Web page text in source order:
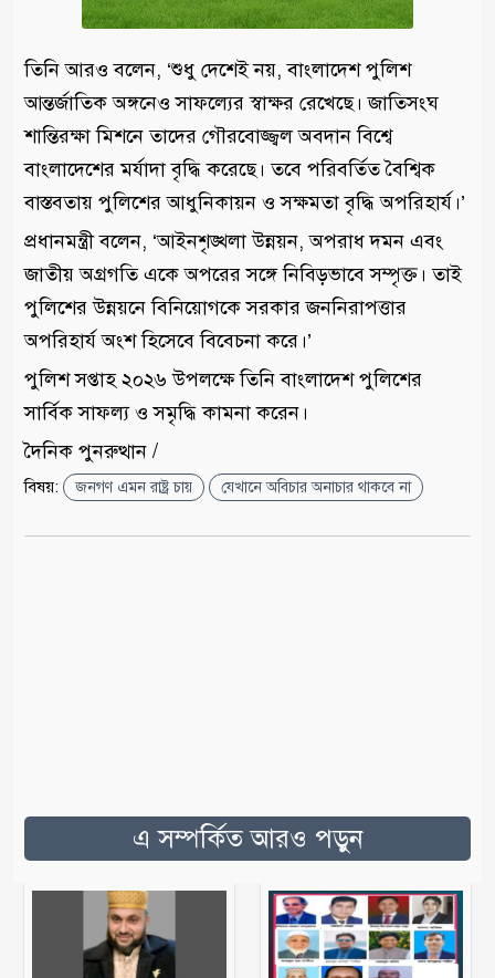
তিনি আরও বলেন, ‘শুধু দেশেই নয়, বাংলাদেশ পুলিশ
আন্তর্জাতিক অঙ্গনেও সাফল্যের স্বাক্ষর রেখেছে। জাতিসংঘ
শান্তিরক্ষা মিশনে তাদের গৌরবোজ্জ্বল অবদান বিশ্বে
বাংলাদেশের মর্যাদা বৃদ্ধি করেছে। তবে পরিবর্তিত বৈশ্বিক
বাস্তবতায় পুলিশের আধুনিকায়ন ও সক্ষমতা বৃদ্ধি অপরিহার্য।’
প্রধানমন্ত্রী বলেন, ‘আইনশৃঙ্খলা উন্নয়ন, অপরাধ দমন এবং
জাতীয় অগ্রগতি একে অপরের সঙ্গে নিবিড়ভাবে সম্পৃক্ত। তাই
পুলিশের উন্নয়নে বিনিয়োগকে সরকার জননিরাপত্তার
অপরিহার্য অংশ হিসেবে বিবেচনা করে।’
পুলিশ সপ্তাহ ২০২৬ উপলক্ষে তিনি বাংলাদেশ পুলিশের
সার্বিক সাফল্য ও সমৃদ্ধি কামনা করেন।
দৈনিক পুনরুত্থান /
বিষয়: জনগণ এমন রাষ্ট্র চায় যেখানে অবিচার অনাচার থাকবে না
এ সম্পর্কিত আরও পড়ুন